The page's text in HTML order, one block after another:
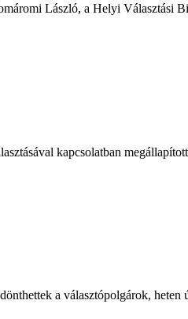
László, a Helyi Választási
kapcsolatban
a választópolgárok,